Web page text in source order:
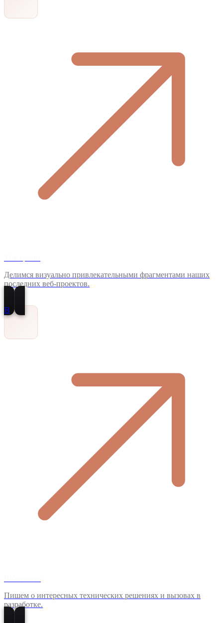
Делимся визуально привлекательными фрагментами наших
последних веб-проектов.
В
Пишем о интересных технических решениях и вызовах в
разработке.